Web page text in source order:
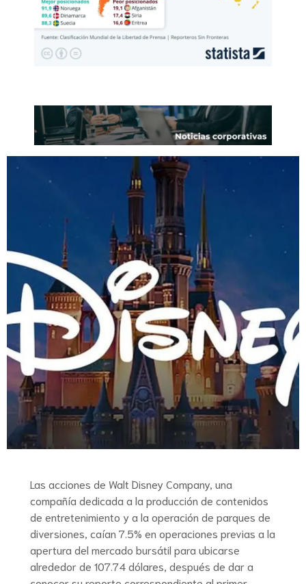
Las acciones de Walt Disney Company, una
compañía dedicada a la producción de contenidos
de entretenimiento y a la operación de parques de
diversiones, caían 7.5% en operaciones previas a la
apertura del mercado bursátil para ubicarse
alrededor de 107.74 dólares, después de dar a